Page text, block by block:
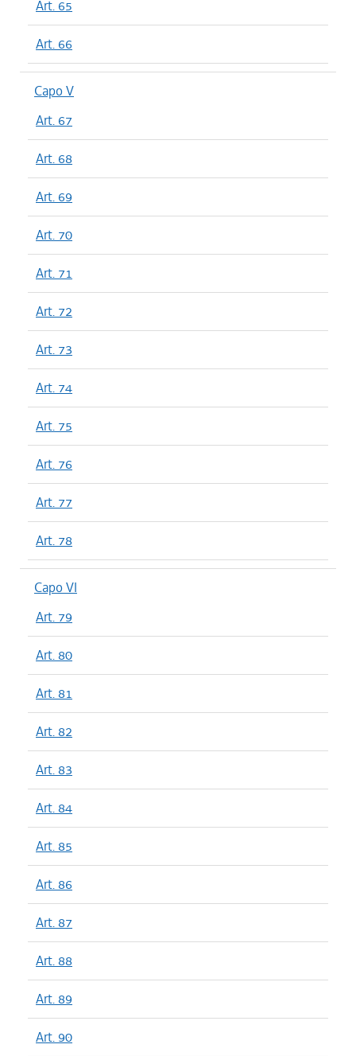
Art. 65
Art. 66
Capo V
Art. 67
Art. 68
Art. 69
Art. 70
Art. 71
Art. 72
Art. 73
Art. 74
Art. 75
Art. 76
Art. 77
Art. 78
Capo VI
Art. 79
Art. 80
Art. 81
Art. 82
Art. 83
Art. 84
Art. 85
Art. 86
Art. 87
Art. 88
Art. 89
Art. 90